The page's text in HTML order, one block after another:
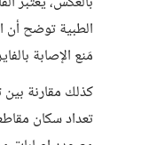
الطبية توضح أن
مَنع الإصابة
كذلك مقارنة بين